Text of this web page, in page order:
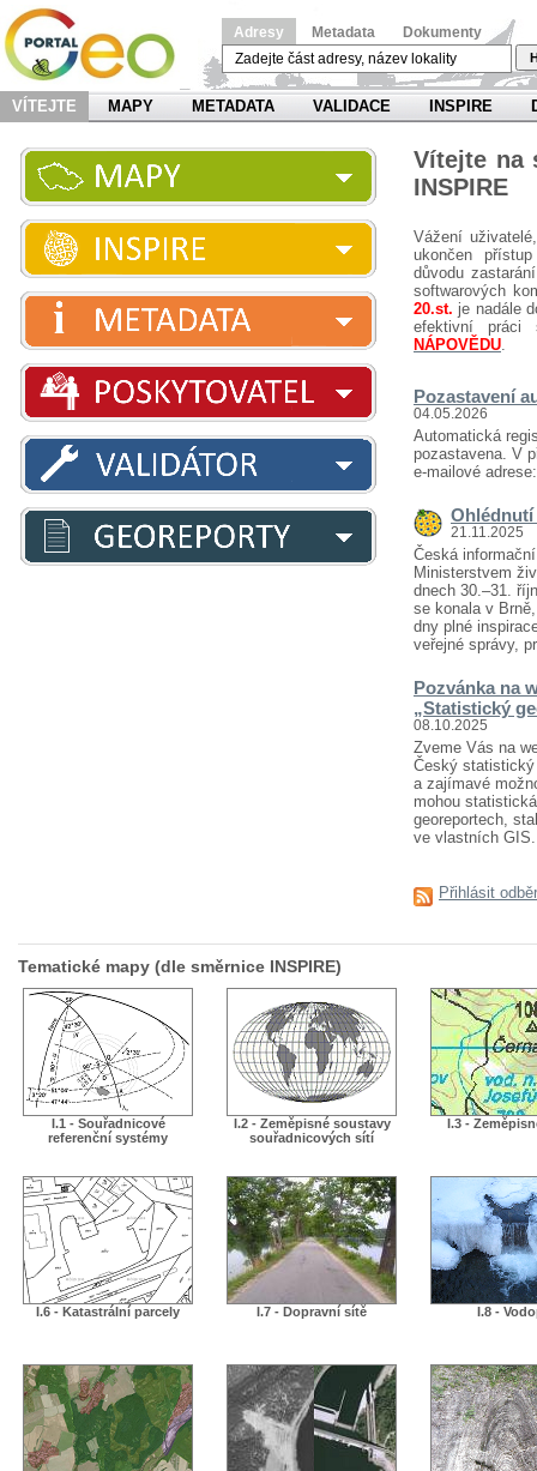
Adresy Metadata Dokumenty
VÍTEJTE MAPY METADATA VALIDACE INSPIRE
Vítejte na
INSPIRE
Vážení
ukončen
důvodu
softwarových
20.st. je nadále
efektivní práci
NÁPOVĚDU.
Pozastavení
04.05.2026
Automatická
pozastavena. V
e-mailové
Ohlédnutí
21.11.2025
Česká
Ministerstvem
dnech 30.–31.
se konala v
dny plné
veřejné správy,
Pozvánka na
„Statistický
08.10.2025
Zveme Vás na
Český
a zajímavé
mohou
georeportech,
ve vlastních
Přihlásit
Tematické mapy (dle směrnice INSPIRE)
I.1 - Souřadnicové
referenční systémy
I.2 - Zeměpisné soustavy
souřadnicových sítí
I.3 -
I.6 - Katastrální parcely I.7 - Dopravní sítě I.8 -